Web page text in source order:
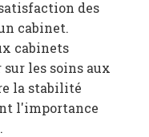
des
cabinet.
cabinets
les soins aux
la stabilité
l'importance